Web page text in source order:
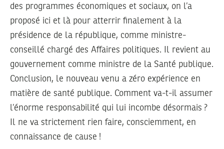
des programmes économiques et sociaux, on l’a
proposé ici et là pour atterrir finalement à la
présidence de la république, comme ministre-
conseillé chargé des Affaires politiques. Il revient au
gouvernement comme ministre de la Santé publique.
Conclusion, le nouveau venu a zéro expérience en
matière de santé publique. Comment va-t-il assumer
l’énorme responsabilité qui lui incombe désormais ?
Il ne va strictement rien faire, consciemment, en
connaissance de cause !